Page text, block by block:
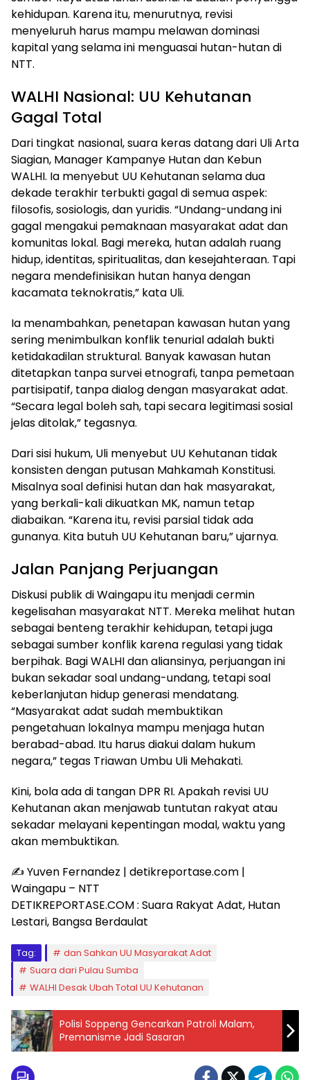
kehidupan. Karena itu, menurutnya, revisi
menyeluruh harus mampu melawan dominasi
kapital yang selama ini menguasai hutan-hutan di
NTT.
WALHI Nasional: UU Kehutanan
Gagal Total
Dari tingkat nasional, suara keras datang dari Uli Arta
Siagian, Manager Kampanye Hutan dan Kebun
WALHI. Ia menyebut UU Kehutanan selama dua
dekade terakhir terbukti gagal di semua aspek:
filosofis, sosiologis, dan yuridis. “Undang-undang ini
gagal mengakui pemaknaan masyarakat adat dan
komunitas lokal. Bagi mereka, hutan adalah ruang
hidup, identitas, spiritualitas, dan kesejahteraan. Tapi
negara mendefinisikan hutan hanya dengan
kacamata teknokratis,” kata Uli.
Ia menambahkan, penetapan kawasan hutan yang
sering menimbulkan konflik tenurial adalah bukti
ketidakadilan struktural. Banyak kawasan hutan
ditetapkan tanpa survei etnografi, tanpa pemetaan
partisipatif, tanpa dialog dengan masyarakat adat.
“Secara legal boleh sah, tapi secara legitimasi sosial
jelas ditolak,” tegasnya.
Dari sisi hukum, Uli menyebut UU Kehutanan tidak
konsisten dengan putusan Mahkamah Konstitusi.
Misalnya soal definisi hutan dan hak masyarakat,
yang berkali-kali dikuatkan MK, namun tetap
diabaikan. “Karena itu, revisi parsial tidak ada
gunanya. Kita butuh UU Kehutanan baru,” ujarnya.
Jalan Panjang Perjuangan
Diskusi publik di Waingapu itu menjadi cermin
kegelisahan masyarakat NTT. Mereka melihat hutan
sebagai benteng terakhir kehidupan, tetapi juga
sebagai sumber konflik karena regulasi yang tidak
berpihak. Bagi WALHI dan aliansinya, perjuangan ini
bukan sekadar soal undang-undang, tetapi soal
keberlanjutan hidup generasi mendatang.
“Masyarakat adat sudah membuktikan
pengetahuan lokalnya mampu menjaga hutan
berabad-abad. Itu harus diakui dalam hukum
negara,” tegas Triawan Umbu Uli Mehakati.
Kini, bola ada di tangan DPR RI. Apakah revisi UU
Kehutanan akan menjawab tuntutan rakyat atau
sekadar melayani kepentingan modal, waktu yang
akan membuktikan.
✍️ Yuven Fernandez | detikreportase.com |
Waingapu – NTT
DETIKREPORTASE.COM : Suara Rakyat Adat, Hutan
Lestari, Bangsa Berdaulat
Tag:
dan Sahkan UU Masyarakat Adat
Suara dari Pulau Sumba
WALHI Desak Ubah Total UU Kehutanan
Polisi Soppeng Gencarkan Patroli Malam,
Premanisme Jadi Sasaran